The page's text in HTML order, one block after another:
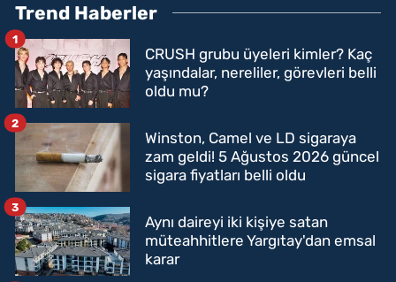
Trend Haberler
CRUSH grubu üyeleri kimler? Kaç
yaşındalar, nereliler, görevleri belli
oldu mu?
1
Winston, Camel ve LD sigaraya
zam geldi! 5 Ağustos 2026 güncel
sigara fiyatları belli oldu
2
Aynı daireyi iki kişiye satan
müteahhitlere Yargıtay'dan emsal
karar
3